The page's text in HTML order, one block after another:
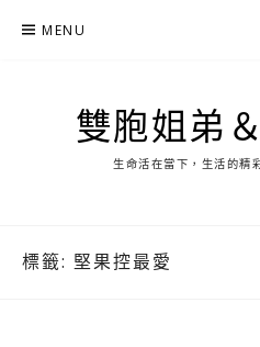
MENU
雙胞姐弟
生命活在當下，生活的精
標籤: 堅果控最愛